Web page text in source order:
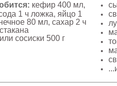
кефир 400 мл,
1 ч ложка, яйцо 1
80 мл, сахар 2 ч
сосиски 500 г